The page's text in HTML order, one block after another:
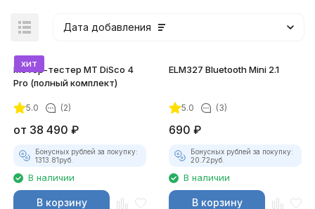
Дата добавления
хит
Мотор-тестер MT DiSco 4
Pro (полный комплект)
5.0 (2)
от 38 490 ₽
Бонусных рублей за покупку:
1313.81руб.
В наличии
В корзину
ELM327 Bluetooth Mini 2.1
5.0 (3)
690 ₽
Бонусных рублей за покупку:
20.72руб.
В наличии
В корзину